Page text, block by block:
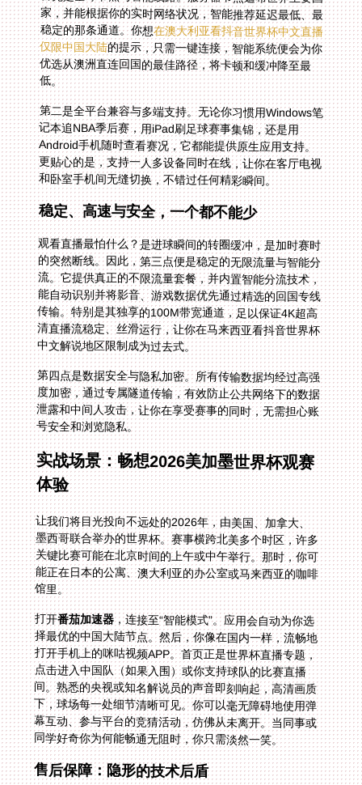
稳定的那条通道。你想在澳大利亚看抖音世界杯中文直播
仅限中国大陆的提示，只需一键连接，智能系统便会为你
优选从澳洲直连回国的最佳路径，将卡顿和缓冲降至最
低。
第二是全平台兼容与多端支持。无论你习惯用Windows笔
记本追NBA季后赛，用iPad刷足球赛事集锦，还是用
Android手机随时查看赛况，它都能提供原生应用支持。
更贴心的是，支持一人多设备同时在线，让你在客厅电视
和卧室手机间无缝切换，不错过任何精彩瞬间。
稳定、高速与安全，一个都不能少
观看直播最怕什么？是进球瞬间的转圈缓冲，是加时赛时
的突然断线。因此，第三点便是稳定的无限流量与智能分
流。它提供真正的不限流量套餐，并内置智能分流技术，
能自动识别并将影音、游戏数据优先通过精选的回国专线
传输。特别是其独享的100M带宽通道，足以保证4K超高
清直播流稳定、丝滑运行，让你在马来西亚看抖音世界杯
中文解说地区限制成为过去式。
第四点是数据安全与隐私加密。所有传输数据均经过高强
度加密，通过专属隧道传输，有效防止公共网络下的数据
泄露和中间人攻击，让你在享受赛事的同时，无需担心账
号安全和浏览隐私。
实战场景：畅想2026美加墨世界杯观赛
体验
让我们将目光投向不远处的2026年，由美国、加拿大、
墨西哥联合举办的世界杯。赛事横跨北美多个时区，许多
关键比赛可能在北京时间的上午或中午举行。那时，你可
能正在日本的公寓、澳大利亚的办公室或马来西亚的咖啡
馆里。
打开番茄加速器，连接至“智能模式”。应用会自动为你选
择最优的中国大陆节点。然后，你像在国内一样，流畅地
打开手机上的咪咕视频APP。首页正是世界杯直播专题，
点击进入中国队（如果入围）或你支持球队的比赛直播
间。熟悉的央视或知名解说员的声音即刻响起，高清画质
下，球场每一处细节清晰可见。你可以毫无障碍地使用弹
幕互动、参与平台的竞猜活动，仿佛从未离开。当同事或
同学好奇你为何能畅通无阻时，你只需淡然一笑。
售后保障：隐形的技术后盾